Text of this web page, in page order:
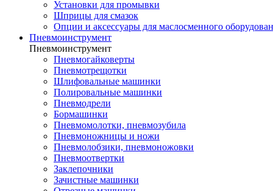
Установки для промывки
Шприцы для смазок
Опции и аксессуары для маслосменного
Пневмоинструмент
Пневмоинструмент
Пневмогайковерты
Пневмотрещотки
Шлифовальные машинки
Полировальные машинки
Пневмодрели
Бормашинки
Пневмомолотки, пневмозубила
Пневмоножницы и ножи
Пневмолобзики, пневмоножовки
Пневмоотвертки
Заклепочники
Зачистные машинки